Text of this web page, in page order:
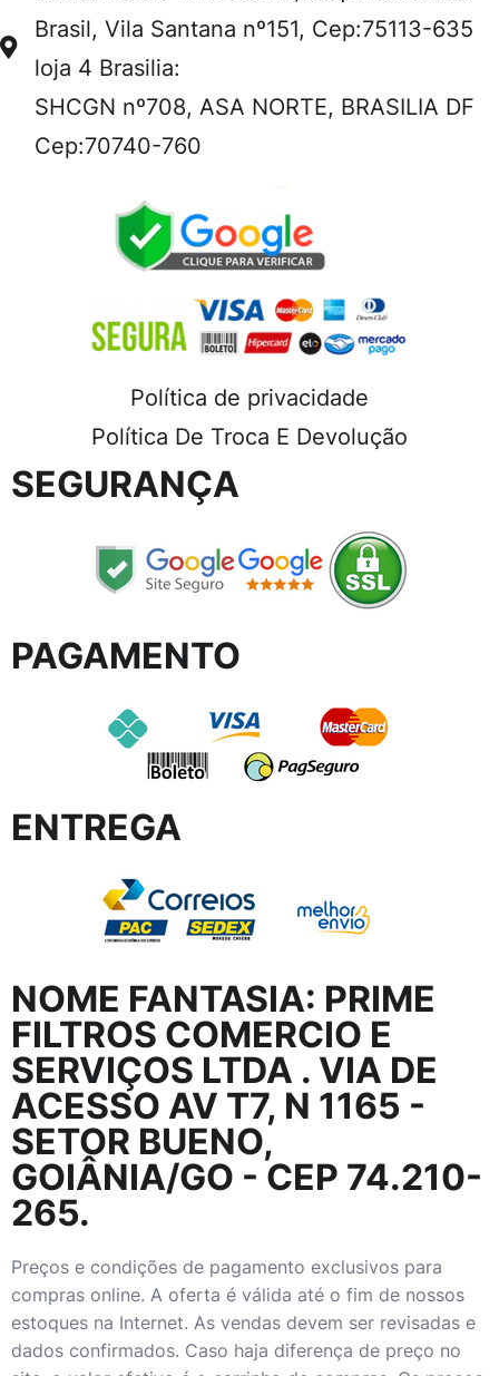
Brasil, Vila Santana nº151, Cep:75113-635
loja 4 Brasilia:
SHCGN nº708, ASA NORTE, BRASILIA DF
Cep:70740-760
Política de privacidade
Política De Troca E Devolução
SEGURANÇA
PAGAMENTO
ENTREGA
NOME FANTASIA: PRIME
FILTROS COMERCIO E
SERVIÇOS LTDA . VIA DE
ACESSO AV T7, N 1165 -
SETOR BUENO,
GOIÂNIA/GO - CEP 74.210-
265.
Preços e condições de pagamento exclusivos para
compras online. A oferta é válida até o fim de nossos
estoques na Internet. As vendas devem ser revisadas e
dados confirmados. Caso haja diferença de preço no